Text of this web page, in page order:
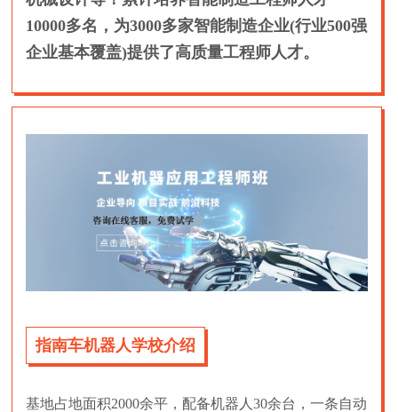
10000多名，为3000多家智能制造企业(行业500强
企业基本覆盖)提供了高质量工程师人才。
指南车机器人学校介绍
基地占地面积2000余平，配备机器人30余台，一条自动